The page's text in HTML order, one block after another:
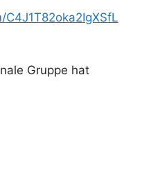
Gruppe hat